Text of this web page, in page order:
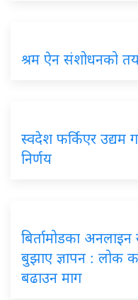
श्रम ऐन संशोधनको
स्वदेश फर्किएर उद्यम
निर्णय
बिर्तामोडका
बुझाए ज्ञापन : लोक
बढाउन माग